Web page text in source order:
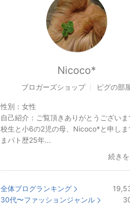
Nicoco*
ブロガーズショップ ピグの部
性別： 女性
自己紹介： ご覧頂きありがとうござい
校生と小6の2児の母、Nicoco*と申しま
まパト歴25年...
続き
全体ブログランキング
30代〜ファッションジャンル